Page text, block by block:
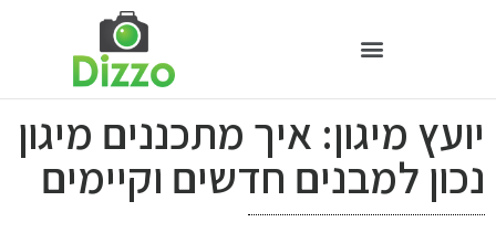
יועץ מיגון: איך מתכננים מיגון
נכון למבנים חדשים וקיימים